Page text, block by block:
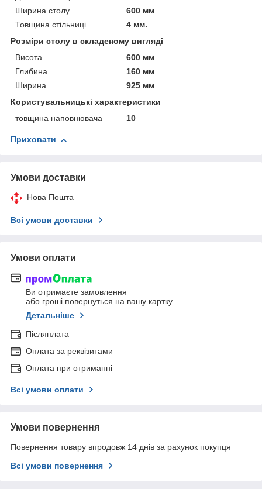
Ширина столу
600 мм
Товщина стільниці
4 мм.
Розміри столу в складеному вигляді
Висота
600 мм
Глибина
160 мм
Ширина
925 мм
Користувальницькі характеристики
товщина наповнювача
10
Приховати
Умови доставки
Нова Пошта
Всі умови доставки
Умови оплати
Ви отримаєте замовлення
або гроші повернуться на вашу картку
Детальніше
Післяплата
Оплата за реквізитами
Оплата при отриманні
Всі умови оплати
Умови повернення
Повернення товару впродовж 14 днів за рахунок покупця
Всі умови повернення